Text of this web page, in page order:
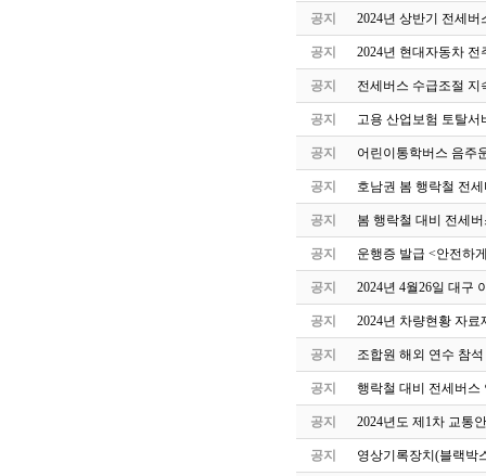
공지 2024년 상반기 전세
공지 2024년 현대자동차
공지 전세버스 수급조절 지
공지 고용 산업보험 토탈서
공지 어린이통학버스 음주
공지 호남권 봄 행락철 전
공지 봄 행락철 대비 전세
공지 운행증 발급 <안전하
공지 2024년 4월26일 대구
공지 2024년 차량현황 자료
공지 조합원 해외 연수 참
공지 행락철 대비 전세버스
공지 2024년도 제1차 교통
공지 영상기록장치(블랙박